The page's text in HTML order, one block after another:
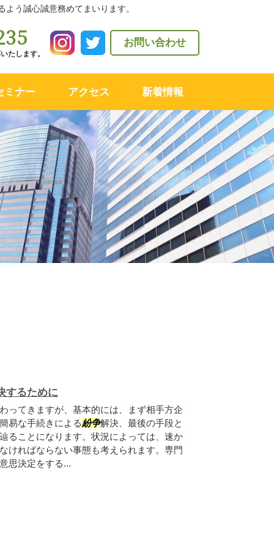
う誠心誠意務めてまいります。
たします。
お問い合わせ
ミナー アクセス 新着情報
するために
ってきますが、基本的には、まず相手方企
易な手続きによる紛争解決、最後の手段と
ることになります。状況によっては、速か
ければならない事態も考えられます。専門
思決定をする...